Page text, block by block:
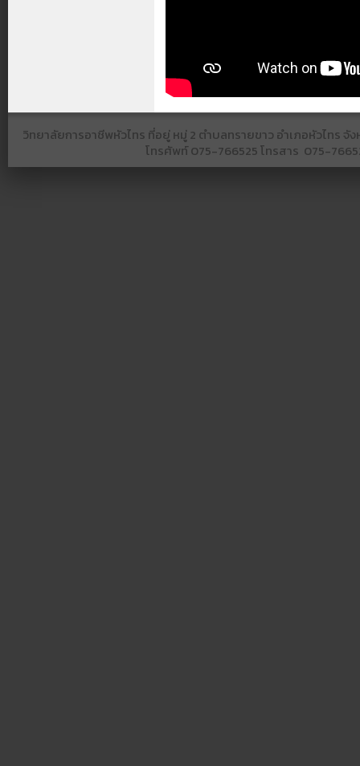
วิทยาลัยการอาชีพหัวไทร ที่อยู่ หมู่ 2 ตำบลทรายขาว อำเภอหัวไทร จั
โทรศัพท์075-766525​ โทรสาร​ 075-